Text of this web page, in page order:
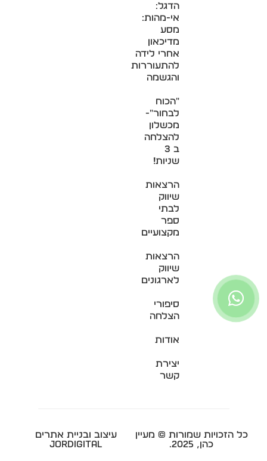
הדגל:
אי-מהות:
מסע
מדיכאון
אחרי לידה
להתעוררות
והגשמה
"הכוח
לבחור"-
מכשלון
להצלחה
ב 3
שניות!
הרצאות
שיווק
לבתי
ספר
מקצועיים
הרצאות
שיווק
לארגונים
סיפורי
הצלחה
אודות
יצירת
קשר
כל הזכויות שמורות © מעיין
כהן, 2025.
עיצוב ובניית אתרים
Jordigital